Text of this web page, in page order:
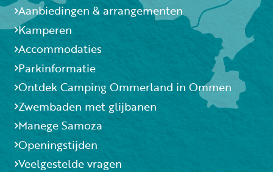
Aanbiedingen & arrangementen
Kamperen
Accommodaties
Parkinformatie
Ontdek Camping Ommerland in Ommen
Zwembaden met glijbanen
Manege Samoza
Openingstijden
Veelgestelde vragen